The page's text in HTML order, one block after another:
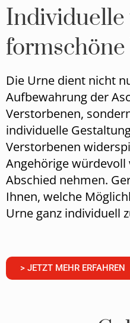
Individuelle
Die Urne dient nicht
Aufbewahrung der
Verstorbenen,
individuelle
Verstorbenen
Angehörige
Abschied nehmen.
Ihnen, welche
Urne ganz individuell
> JETZT MEHR ERFAHREN